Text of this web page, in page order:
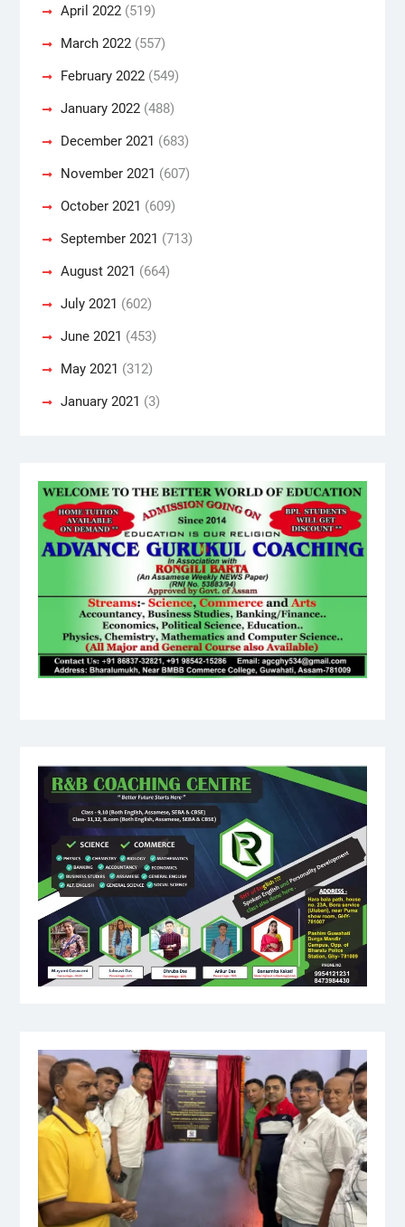
April 2022(519)
March 2022(557)
February 2022(549)
January 2022(488)
December 2021 (683)
November 2021 (607)
October 2021 (609)
September 2021 (713)
August 2021 (664)
July 2021 (602)
June 2021 (453)
May 2021 (312)
January 2021 (3)